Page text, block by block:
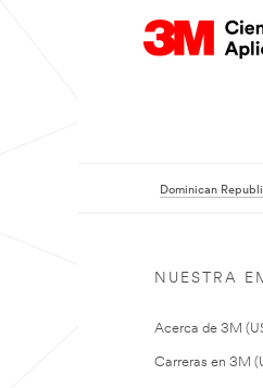
Dominican
NUESTRA
Acerca de 3M
Carreras en 3M